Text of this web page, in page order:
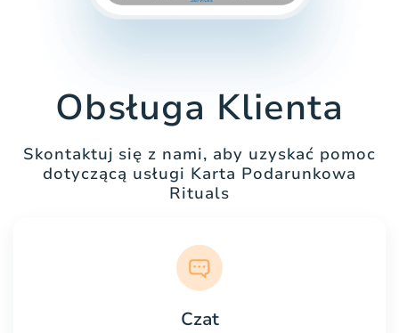
Obsługa Klienta
Skontaktuj się z nami, aby uzyskać pomoc
dotyczącą usługi Karta Podarunkowa
Rituals
Czat